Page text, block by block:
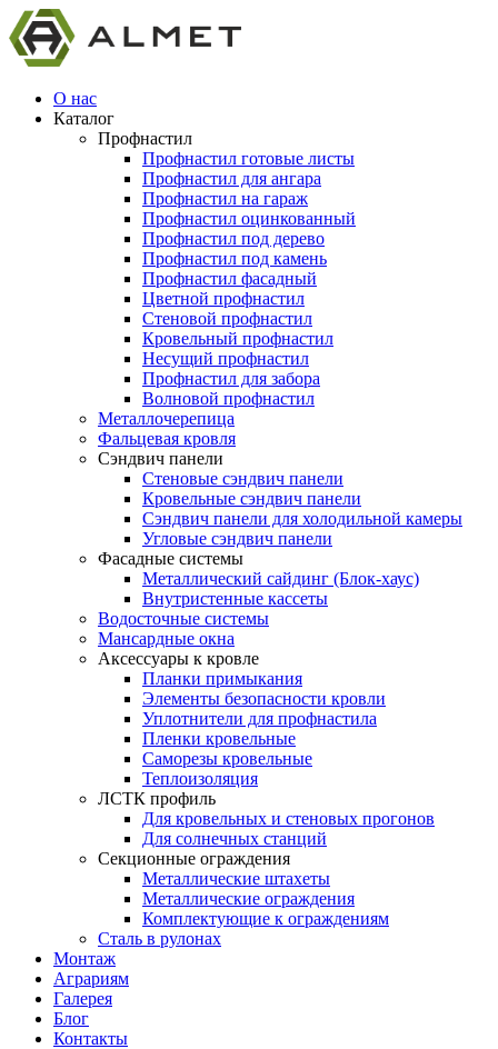
О нас
Каталог
Профнастил
Профнастил готовые листы
Профнастил для ангара
Профнастил на гараж
Профнастил оцинкованный
Профнастил под дерево
Профнастил под камень
Профнастил фасадный
Цветной профнастил
Стеновой профнастил
Кровельный профнастил
Несущий профнастил
Профнастил для забора
Волновой профнастил
Металлочерепица
Фальцевая кровля
Сэндвич панели
Стеновые сэндвич панели
Кровельные сэндвич панели
Сэндвич панели для холодильной камеры
Угловые сэндвич панели
Фасадные системы
Металлический сайдинг (Блок-хаус)
Внутристенные кассеты
Водосточные системы
Мансардные окна
Аксессуары к кровле
Планки примыкания
Элементы безопасности кровли
Уплотнители для профнастила
Пленки кровельные
Саморезы кровельные
Теплоизоляция
ЛСТК профиль
Для кровельных и стеновых прогонов
Для солнечных станций
Секционные ограждения
Металлические штахеты
Металлические ограждения
Комплектующие к ограждениям
Сталь в рулонах
Монтаж
Аграриям
Галерея
Блог
Контакты